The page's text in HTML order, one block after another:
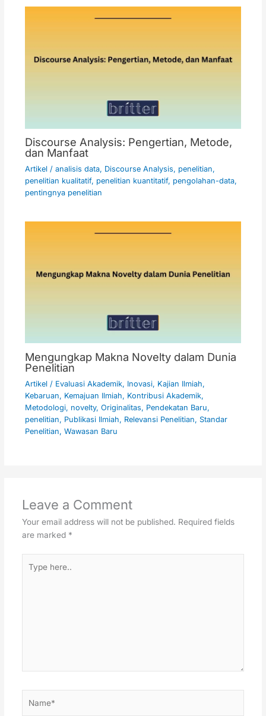
Discourse Analysis: Pengertian, Metode,
dan Manfaat
Artikel / analisis data, Discourse Analysis, penelitian,
penelitian kualitatif, penelitian kuantitatif, pengolahan-data,
pentingnya penelitian
Mengungkap Makna Novelty dalam Dunia
Penelitian
Artikel / Evaluasi Akademik, Inovasi, Kajian Ilmiah,
Kebaruan, Kemajuan Ilmiah, Kontribusi Akademik,
Metodologi, novelty, Originalitas, Pendekatan Baru,
penelitian, Publikasi Ilmiah, Relevansi Penelitian, Standar
Penelitian, Wawasan Baru
Leave a Comment
Your email address will not be published. Required fields
are marked *
here..